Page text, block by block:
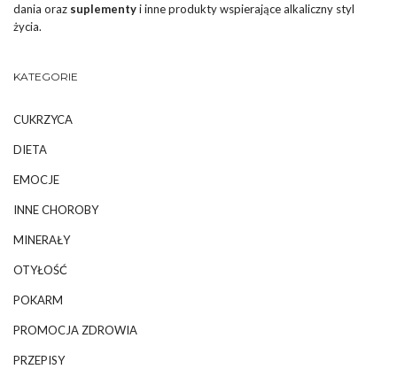
dania oraz suplementyi inne produkty wspierające alkaliczny styl
życia.
KATEGORIE
CUKRZYCA
DIETA
EMOCJE
INNE CHOROBY
MINERAŁY
OTYŁOŚĆ
POKARM
PROMOCJA ZDROWIA
PRZEPISY